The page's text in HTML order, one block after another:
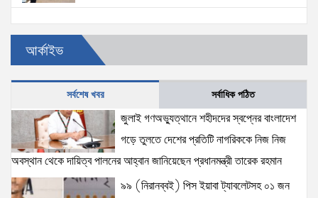
এসএসসি ও সমমানের পরীক্ষার ফলাফল প্রকাশ:১১টি শিক্ষা বোর্ডে
গড় পাসের হার ৬২ দশমিক ২৫ শতাংশ
13 views|posted on August 10, 2026
স্বরাষ্ট্রমন্ত্রী সালাহউদ্দিন আহমদ এর সঙ্গে ভারতীয়
হাইকমিশনারের সৌজন্য সাক্ষাৎ
12 views |posted on August 10, 2026
উত্তরা এলাকায় কর্মচারীকে কুপিয়ে ডিএল পেট্রোল পাম্পের ১
আর্কাইভ
সর্বশেষ খবর সর্বাধিক পঠিত
জুলাই গণঅভ্যুত্থানে শহীদদের স্বপ্নের বাংলাদেশ
গড়ে তুলতে দেশের প্রতিটি নাগরিককে নিজ নিজ
অবস্থান থেকে দায়িত্ব পালনের আহ্বান জানিয়েছেন প্রধানমন্ত্রী তারেক রহমান
৯৯ (নিরানব্বই) পিস ইয়াবা ট্যাবলেটসহ ০১ জন